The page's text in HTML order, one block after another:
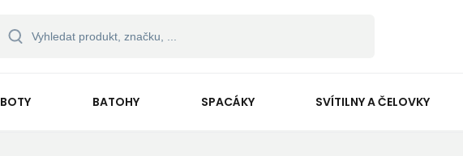
BOTY BATOHY SPACÁKY SVÍTILNY A ČELOVKY